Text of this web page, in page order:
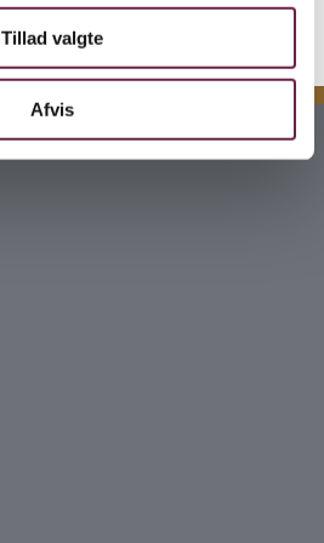
Tillad valgte
Afvis